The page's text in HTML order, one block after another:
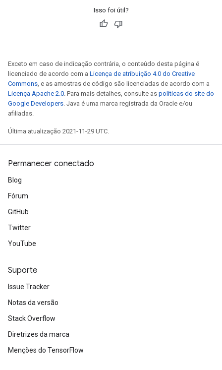
Isso foi útil?
Exceto em caso de indicação contrária, o conteúdo desta página é
licenciado de acordo com a Licença de atribuição 4.0 do Creative
Commons, e as amostras de código são licenciadas de acordo com a
Licença Apache 2.0. Para mais detalhes, consulte as políticas do site do
Google Developers. Java é uma marca registrada da Oracle e/ou
afiliadas.
Última atualização 2021-11-29 UTC.
Permanecer conectado
Blog
Fórum
GitHub
Twitter
YouTube
Suporte
Issue Tracker
Notas da versão
Stack Overflow
Diretrizes da marca
Menções do TensorFlow